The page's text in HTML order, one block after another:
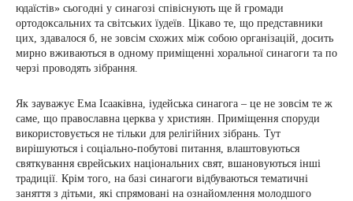
юдаїстів» сьогодні у синагозі співіснують ще й громади
ортодоксальних та світських їудеїв. Цікаво те, що представники
цих, здавалося б, не зовсім схожих між собою організацій, досить
мирно вживаються в одному приміщенні хоральної синагоги та по
черзі проводять зібрання.
Як зауважує Ема Ісааківна, іудейська синагога – це не зовсім те ж
саме, що православна церква у християн. Приміщення споруди
використовується не тільки для релігійних зібрань. Тут
вирішуються і соціально-побутові питання, влаштовуються
святкування єврейських національних свят, вшановуються інші
традиції. Крім того, на базі синагоги відбуваються тематичні
заняття з дітьми, які спрямовані на ознайомлення молодшого